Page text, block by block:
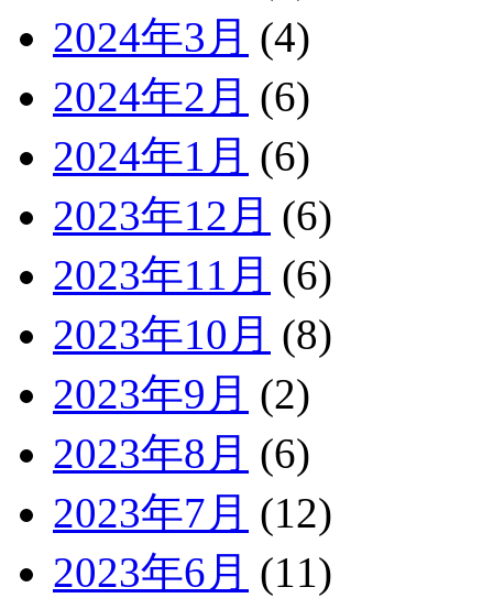
2024年3月 (4)
2024年2月 (6)
2024年1月 (6)
2023年12月 (6)
2023年11月 (6)
2023年10月 (8)
2023年9月 (2)
2023年8月 (6)
2023年7月 (12)
2023年6月 (11)